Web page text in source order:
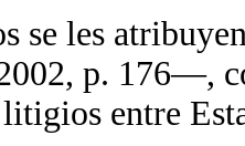
se les
p. 176—,
entre